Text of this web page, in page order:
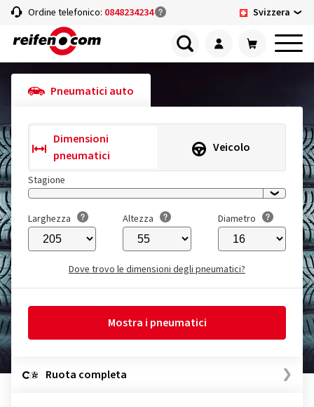
Ordine telefonico: 0848234234 Svizzera
Pneumatici auto
Dimensioni
pneumatici
Veicolo
Stagione
Larghezza Altezza Diametro
Dove trovo le dimensioni degli pneumatici?
Mostra i pneumatici
Ruota completa